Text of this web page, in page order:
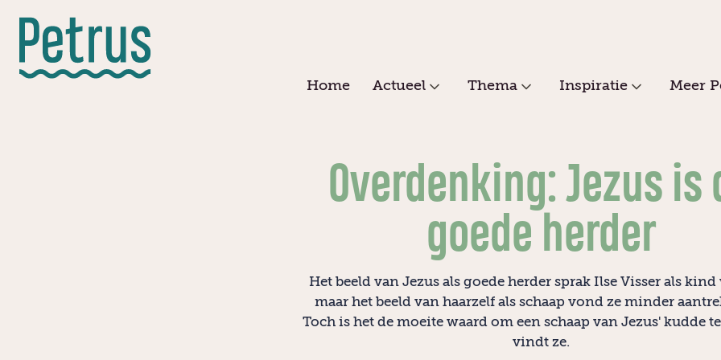
hoofdinhoud
Home Actueel Thema Inspiratie Meer
Overdenking: Jezus is
goede herder
Het beeld van Jezus als goede herder sprak Ilse Visser als kind
maar het beeld van haarzelf als schaap vond ze minder
Toch is het de moeite waard om een schaap van Jezus' kudde
vindt ze.